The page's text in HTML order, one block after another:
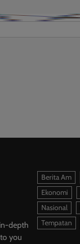
depth
you
Berita Am
Ekonomi
Nasional
Tempatan